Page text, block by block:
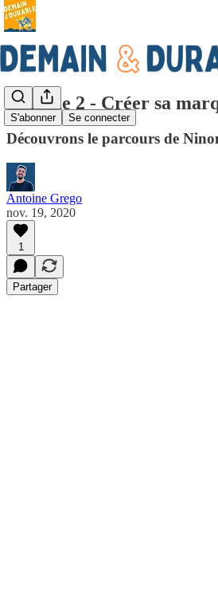
S'abonner Se connecter
Épisode 2 - Créer sa
Découvrons le parcours de
Antoine Grego
nov. 19, 2020
1
Partager